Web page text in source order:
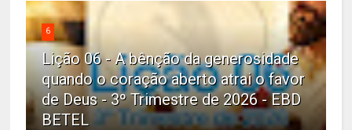
6
Lição 06 - A bênção da generosidade
quando o coração aberto atrai o favor
de Deus - 3º Trimestre de 2026 - EBD
BETEL